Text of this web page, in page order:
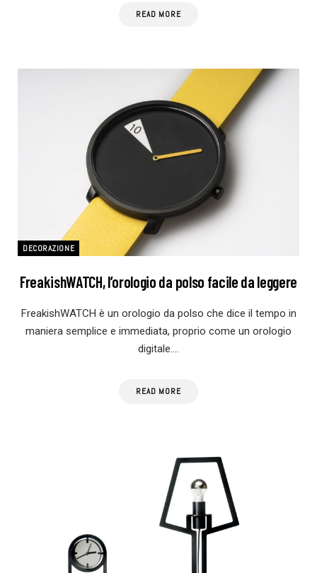
READ MORE
DECORAZIONE
FreakishWATCH, l’orologio da polso facile da leggere
FreakishWATCH è un orologio da polso che dice il tempo in
maniera semplice e immediata, proprio come un orologio
digitale.…
READ MORE